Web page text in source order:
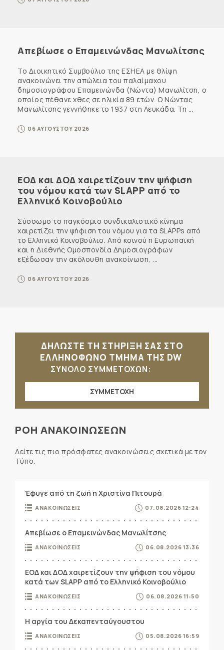
Απεβίωσε ο Επαμεινώνδας Μανωλίτσης
Το Διοικητικό Συμβούλιο της ΕΣΗΕΑ με θλίψη
ανακοινώνει την απώλεια του παλαίμαχου
δημοσιογράφου Επαμεινώνδα (Νώντα) Μανωλίτση, ο
οποίος πέθανε χθες σε ηλικία 89 ετών. Ο Νώντας
Μανωλίτσης γεννήθηκε το 1937 στη Λευκάδα. Τη ...
06 ΑΥΓΟΥΣΤΟΥ 2026
ΕΟΔ και ΔΟΔ χαιρετίζουν την ψήφιση
του νόμου κατά των SLAPP από το
Ελληνικό Κοινοβούλιο
Σύσσωμο το παγκόσμιο συνδικαλιστικό κίνημα
χαιρετίζει την ψήφιση του νόμου για τα SLAPPs από
το Ελληνικό Κοινοβούλιο. Από κοινού η Ευρωπαϊκή
και η Διεθνής Ομοσπονδία Δημοσιογράφων
εξέδωσαν την ακόλουθη ανακοίνωση, ...
06 ΑΥΓΟΥΣΤΟΥ 2026
ΔΗΛΩΣΤΕ ΤΗ ΣΤΗΡΙΞΗ ΣΑΣ ΣΤΟ
ΕΛΛΗΝΟΦΩΝΟ ΤΜΗΜΑ ΤΗΣ DW
ΣΥΝΟΛΟ ΣΥΜΜΕΤΟΧΩΝ:
ΣΥΜΜΕΤΟΧΗ
ΡΟΗ ΑΝΑΚΟΙΝΩΣΕΩΝ
Δείτε τις πιο πρόσφατες ανακοινώσεις σχετικά με τον
Τύπο.
Έφυγε από τη ζωή η Χριστίνα Πιτουρά
ΑΝΑΚΟΙΝΩΣΕΙΣ 07.08.2026 12:24
Απεβίωσε ο Επαμεινώνδας Μανωλίτσης
ΑΝΑΚΟΙΝΩΣΕΙΣ 06.08.2026 13:36
ΕΟΔ και ΔΟΔ χαιρετίζουν την ψήφιση του νόμου
κατά των SLAPP από το Ελληνικό Κοινοβούλιο
ΑΝΑΚΟΙΝΩΣΕΙΣ 06.08.2026 11:50
Η αργία του Δεκαπενταύγουστου
ΑΝΑΚΟΙΝΩΣΕΙΣ 05.08.2026 16:59